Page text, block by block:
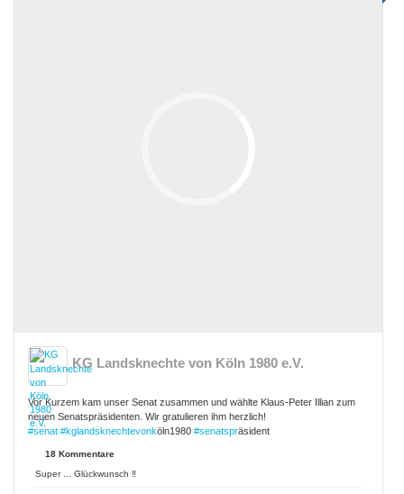
KG Landsknechte von Köln 1980 e.V.
Vor Kurzem kam unser Senat zusammen und wählte Klaus‑Peter Illian zum
neuen Senatspräsidenten. Wir gratulieren ihm herzlich!
#senat #kglandsknechtevonköln1980 #senatspräsident
18 Kommentare
Super ... Glückwunsch ‼️